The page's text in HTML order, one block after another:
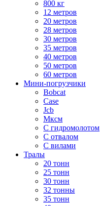
800 кг
12 метров
20 метров
28 метров
30 метров
35 метров
40 метров
50 метров
60 метров
Мини-погрузчики
Bobcat
Case
Jcb
Мксм
С гидромолотом
С отвалом
С вилами
Тралы
20 тонн
25 тонн
30 тонн
32 тонны
35 тонн